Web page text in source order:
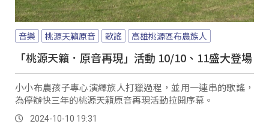
音樂 桃源天籟原音 歌謠 高雄桃源區布農族人
「桃源天籟．原音再現」活動 10/10、11盛大登場
小小布農孩子專心演繹族人打獵過程，並用一連串的歌謠，
為停辦快三年的桃源天籟原音再現活動拉開序幕。
2024-10-10 19:31